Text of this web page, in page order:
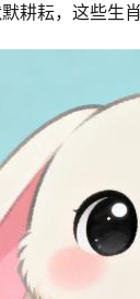
耕耘，这些生